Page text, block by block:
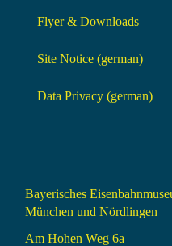
Flyer & Downloads
Site Notice (german)
Data Privacy (german)
Bayerisches
München und Nördlingen
Am Hohen Weg 6a